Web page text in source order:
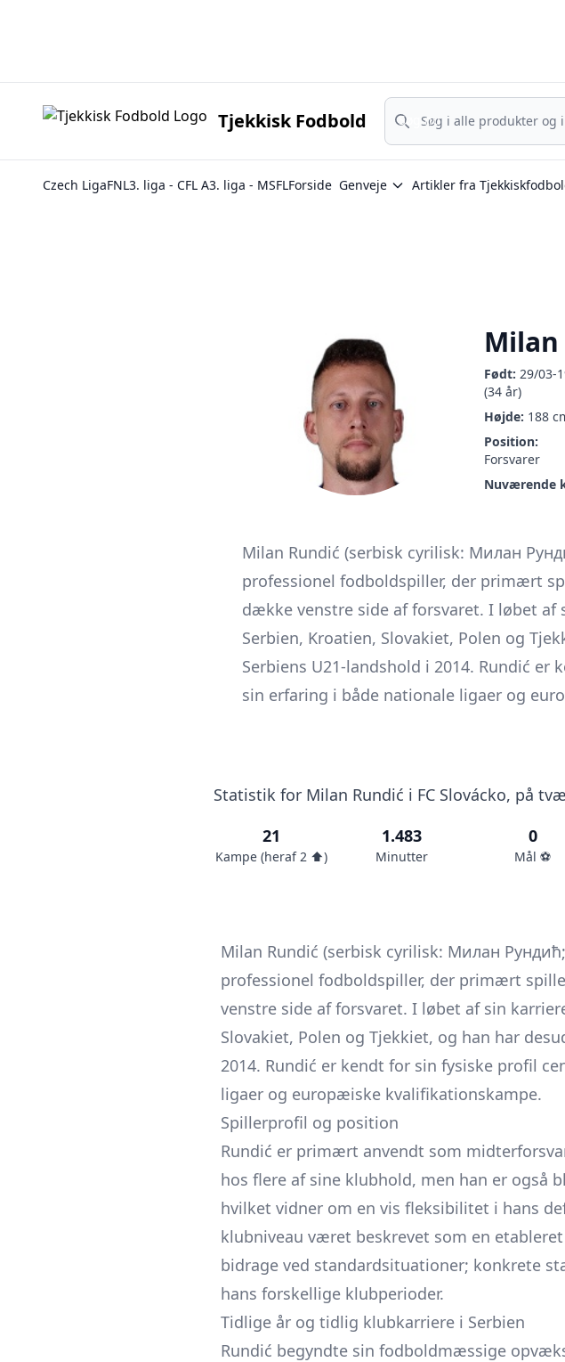
Tjekkisk Fodbold
Søg nu
Søg nu
Czech LigaFNL3. liga - CFL A3. liga - MSFLForside Genveje Artikler fra
Milan
Født: 29/03-
(34 år)
Højde: 188
Position:
Forsvarer
Nuværende
Milan Rundić (serbisk cyrilisk: Милан
professionel fodboldspiller, der primært
dække venstre side af forsvaret. I løbet
Serbien, Kroatien, Slovakiet, Polen og
Serbiens U21-landshold i 2014. Rundić
sin erfaring i både nationale ligaer og
Statistik for Milan Rundić i FC Slovácko, på
21
Kampe (heraf 2 ⬆️)
1.483
Minutter
0
Mål ⚽️
Milan Rundić (serbisk cyrilisk: Милан
professionel fodboldspiller, der primært
venstre side af forsvaret. I løbet af sin
Slovakiet, Polen og Tjekkiet, og han har
2014. Rundić er kendt for sin fysiske profil
ligaer og europæiske kvalifikationskampe.
Spillerprofil og position
Rundić er primært anvendt som
hos flere af sine klubhold, men han er også
hvilket vidner om en vis fleksibilitet i hans
klubniveau været beskrevet som en
bidrage ved standardsituationer; konkrete
hans forskellige klubperioder.
Tidlige år og tidlig klubkarriere i Serbien
Rundić begyndte sin fodboldmæssige